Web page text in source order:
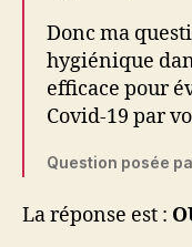
Donc ma
hygiénique
efficace pour
Covid-19 par
Question posée
La réponse est :